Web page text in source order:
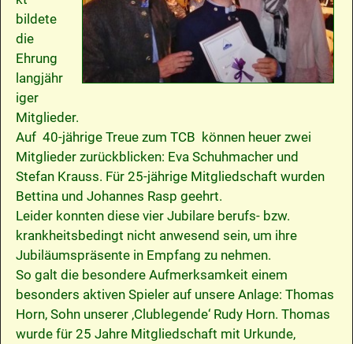
bildete
die
Ehrung
langjähr
iger
Mitglieder.
Auf 40-jährige Treue zum TCB können heuer zwei
Mitglieder zurückblicken: Eva Schuhmacher und
Stefan Krauss. Für 25-jährige Mitgliedschaft wurden
Bettina und Johannes Rasp geehrt.
Leider konnten diese vier Jubilare berufs- bzw.
krankheitsbedingt nicht anwesend sein, um ihre
Jubiläumspräsente in Empfang zu nehmen.
So galt die besondere Aufmerksamkeit einem
besonders aktiven Spieler auf unsere Anlage: Thomas
Horn, Sohn unserer ‚Clublegende‘ Rudy Horn. Thomas
wurde für 25 Jahre Mitgliedschaft mit Urkunde,